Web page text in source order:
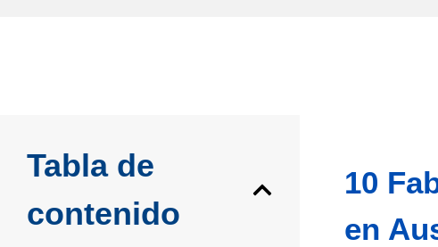
Tabla de
contenido
10
en